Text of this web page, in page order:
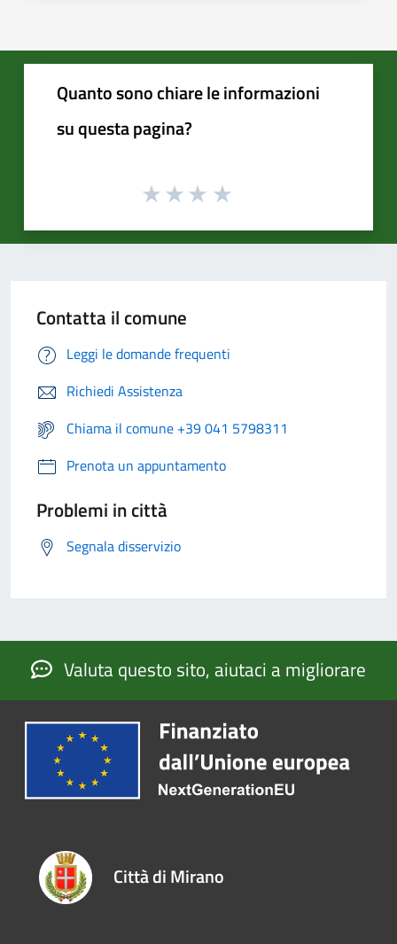
Quanto sono chiare le informazioni
su questa pagina?
Contatta il comune
Leggi le domande frequenti
Richiedi Assistenza
Chiama il comune +39 041 5798311
Prenota un appuntamento
Problemi in città
Segnala disservizio
Valuta questo sito, aiutaci a migliorare
Città di Mirano